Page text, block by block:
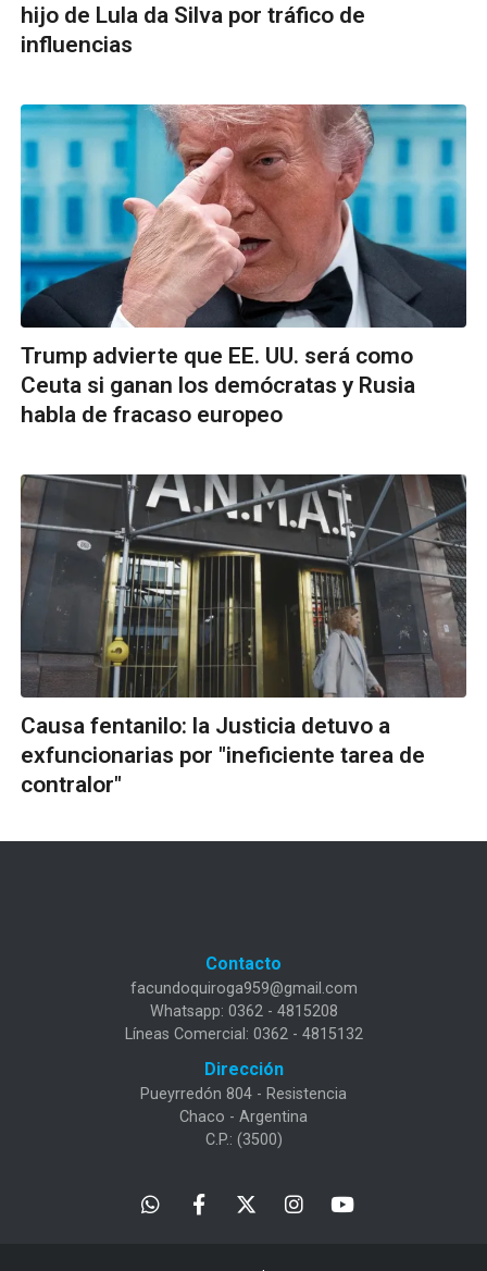
hijo de Lula da Silva por tráfico de
influencias
Trump advierte que EE. UU. será como
Ceuta si ganan los demócratas y Rusia
habla de fracaso europeo
Causa fentanilo: la Justicia detuvo a
exfuncionarias por "ineficiente tarea de
contralor"
Contacto
facundoquiroga959@gmail.com
Whatsapp: 0362 - 4815208
Líneas Comercial: 0362 - 4815132
Dirección
Pueyrredón 804 - Resistencia
Chaco - Argentina
C.P.: (3500)